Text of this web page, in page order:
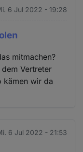
6 Jul 2022 - 19:28
mitmachen?
Vertreter
kämen wir da
6 Jul 2022 - 21:53